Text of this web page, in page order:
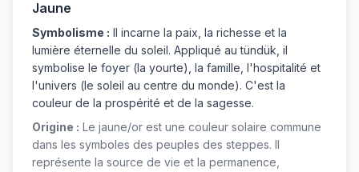
Jaune
Symbolisme : Il incarne la paix, la richesse et la
lumière éternelle du soleil. Appliqué au tündük, il
symbolise le foyer (la yourte), la famille, l'hospitalité et
l'univers (le soleil au centre du monde). C'est la
couleur de la prospérité et de la sagesse.
Origine : Le jaune/or est une couleur solaire commune
dans les symboles des peuples des steppes. Il
représente la source de vie et la permanence,